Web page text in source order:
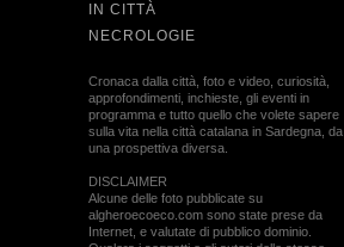
IN CITTÀ
NECROLOGIE
Cronaca dalla città, foto e video, curiosità,
approfondimenti, inchieste, gli eventi in
programma e tutto quello che volete sapere
sulla vita nella città catalana in Sardegna, da
una prospettiva diversa.
DISCLAIMER
Alcune delle foto pubblicate su
algheroecoeco.com sono state prese da
Internet, e valutate di pubblico dominio.